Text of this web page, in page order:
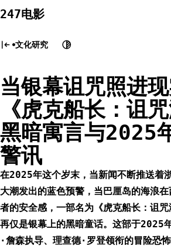
to
247电影
文化研究
当银幕诅咒照进现
《虎克船长：诅
黑暗寓言与2025
警讯
在2025年这个岁末，当新闻不断推送着
大潮发出的蓝色预警，当巴厘岛的海浪
者的安全感，一部名为《虎克船长：诅
再仅是银幕上的黑暗童话。这部于2025
·詹森执导、理查德·罗登领衔的冒险恐